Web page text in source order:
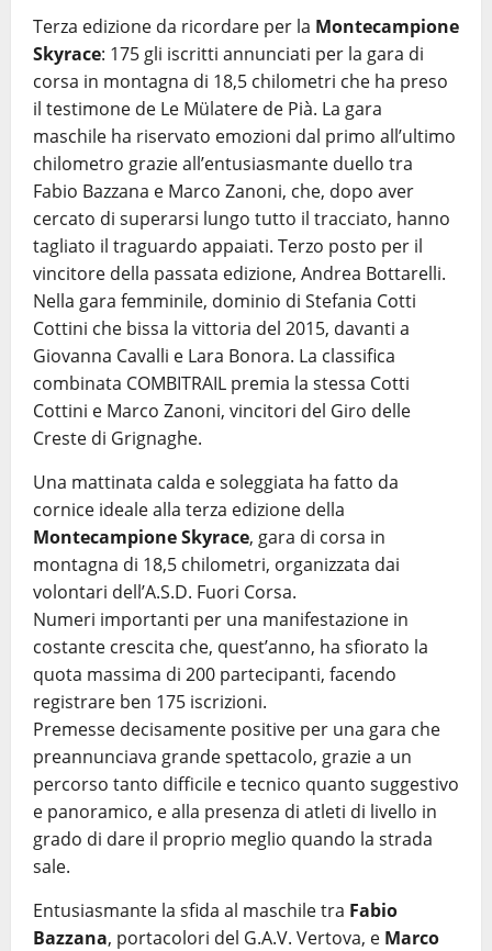
Terza edizione da ricordare per la Montecampione
Skyrace: 175 gli iscritti annunciati per la gara di
corsa in montagna di 18,5 chilometri che ha preso
il testimone de Le Mülatere de Pià. La gara
maschile ha riservato emozioni dal primo all’ultimo
chilometro grazie all’entusiasmante duello tra
Fabio Bazzana e Marco Zanoni, che, dopo aver
cercato di superarsi lungo tutto il tracciato, hanno
tagliato il traguardo appaiati. Terzo posto per il
vincitore della passata edizione, Andrea Bottarelli.
Nella gara femminile, dominio di Stefania Cotti
Cottini che bissa la vittoria del 2015, davanti a
Giovanna Cavalli e Lara Bonora. La classifica
combinata COMBITRAIL premia la stessa Cotti
Cottini e Marco Zanoni, vincitori del Giro delle
Creste di Grignaghe.
Una mattinata calda e soleggiata ha fatto da
cornice ideale alla terza edizione della
Montecampione Skyrace, gara di corsa in
montagna di 18,5 chilometri, organizzata dai
volontari dell’A.S.D. Fuori Corsa.
Numeri importanti per una manifestazione in
costante crescita che, quest’anno, ha sfiorato la
quota massima di 200 partecipanti, facendo
registrare ben 175 iscrizioni.
Premesse decisamente positive per una gara che
preannunciava grande spettacolo, grazie a un
percorso tanto difficile e tecnico quanto suggestivo
e panoramico, e alla presenza di atleti di livello in
grado di dare il proprio meglio quando la strada
sale.
Entusiasmante la sfida al maschile tra Fabio
Bazzana, portacolori del G.A.V. Vertova, e Marco